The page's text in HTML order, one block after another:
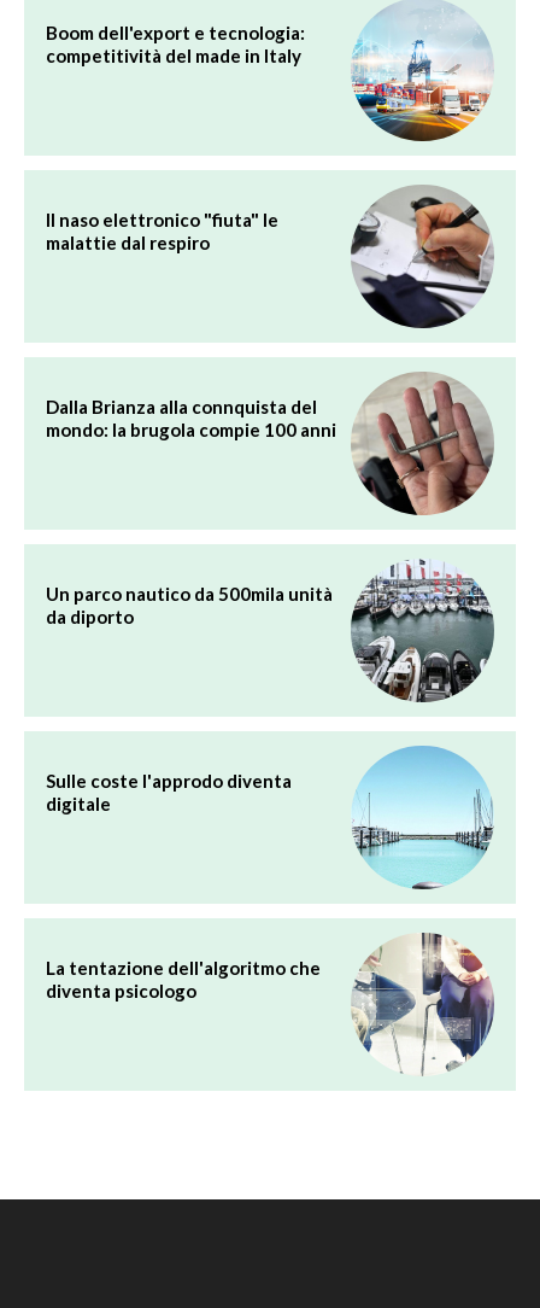
Boom dell'export e tecnologia:
competitività del made in Italy
Il naso elettronico "fiuta" le
malattie dal respiro
Dalla Brianza alla connquista del
mondo: la brugola compie 100 anni
Un parco nautico da 500mila unità
da diporto
Sulle coste l'approdo diventa
digitale
La tentazione dell'algoritmo che
diventa psicologo